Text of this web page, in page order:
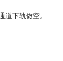
下轨做空。